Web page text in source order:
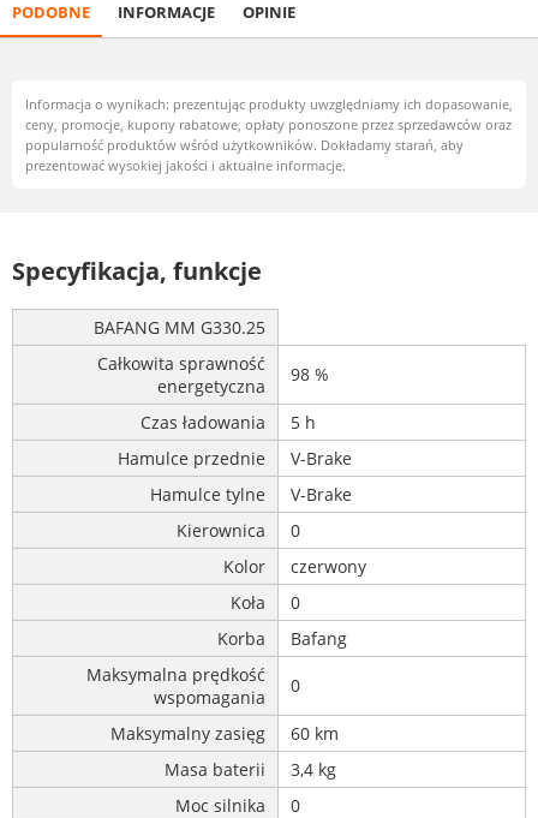
PODOBNE INFORMACJE OPINIE
Informacja o wynikach: prezentując produkty uwzględniamy ich dopasowanie,
ceny, promocje, kupony rabatowe, opłaty ponoszone przez sprzedawców oraz
popularność produktów wśród użytkowników. Dokładamy starań, aby
prezentować wysokiej jakości i aktualne informacje.
Specyfikacja, funkcje
BAFANG MM G330.25
Całkowita sprawność
energetyczna
98 %
Czas ładowania
5 h
Hamulce przednie
V-Brake
Hamulce tylne
V-Brake
Kierownica
0
Kolor
czerwony
Koła
0
Korba
Bafang
Maksymalna prędkość
wspomagania
0
Maksymalny zasięg
60 km
Masa baterii
3,4 kg
Moc silnika
0